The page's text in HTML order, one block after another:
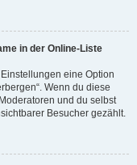
in der Online-Liste
eine Option
Wenn du diese
und du selbst
Besucher gezählt.